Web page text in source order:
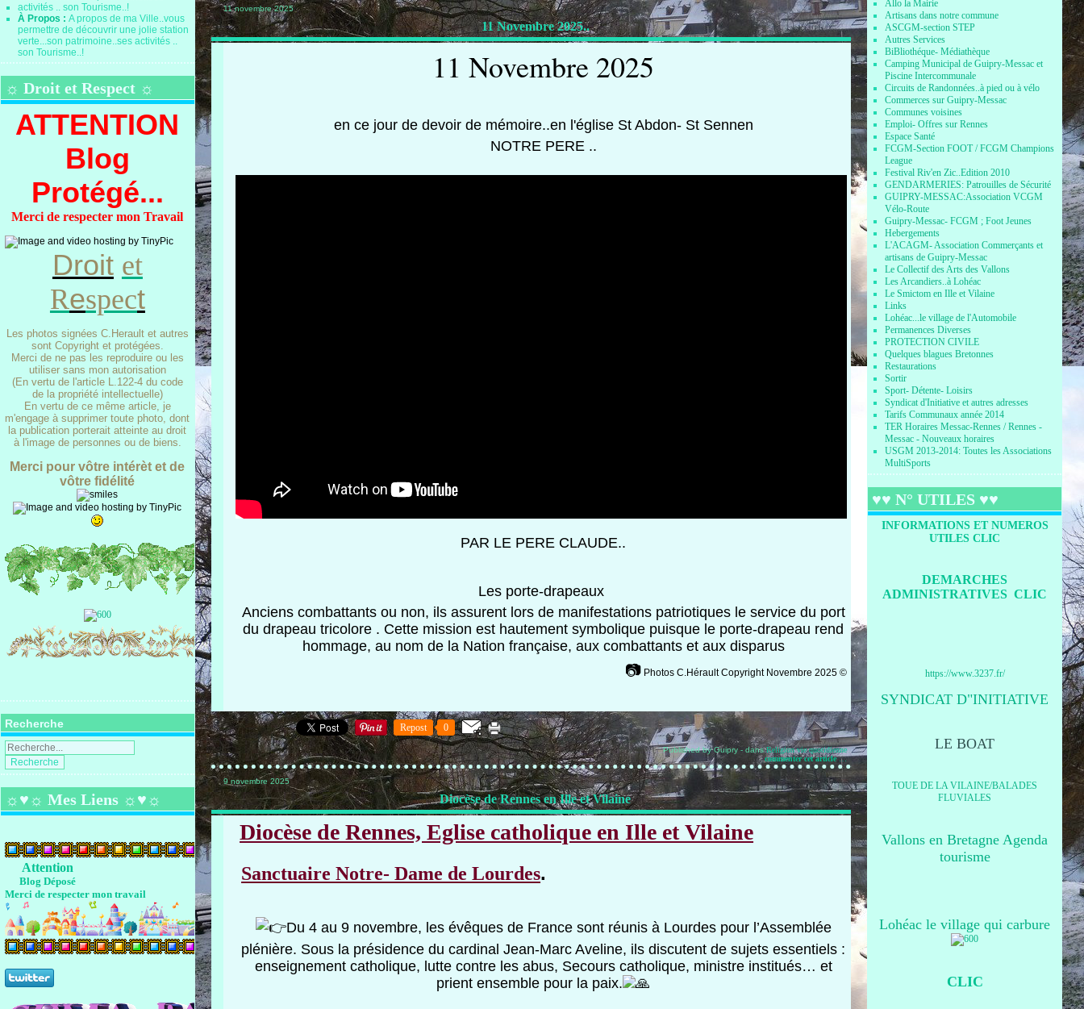
À Propos :A propos de ma Ville..vous
permettre de découvrir une jolie station
verte...son patrimoine..ses activités ..
son Tourisme..!
☼ Droit et Respect ☼
ATTENTION
Blog
Protégé...
Merci de respecter mon Travail
Droit et
Respect
Les photos signées C.Herault et autres
sont Copyright et protégées.
Merci de ne pas les reproduire ou les
utiliser sans mon autorisation
(En vertu de l'article L.122-4 du code
de la propriété intellectuelle)
En vertu de ce même article, je
m'engage à supprimer toute photo, dont
la publication porterait atteinte au droit
à l'image de personnes ou de biens.
Merci pour vôtre intérèt et de
vôtre fidélité
Recherche
☼♥☼ Mes Liens ☼♥☼
Attention
Blog Déposé
Merci de respecter mon travail
11 novembre 2025
11 Novembre 2025..
11 Novembre 2025
en ce jour de devoir de mémoire..en l'église St Abdon- St Sennen
NOTRE PERE ..
PAR LE PERE CLAUDE..
Les porte-drapeaux
Anciens combattants ou non, ils assurent lors de manifestations patriotiques le service du port
du drapeau tricolore . Cette mission est hautement symbolique puisque le porte-drapeau rend
hommage, au nom de la Nation française, aux combattants et aux disparus
📷 Photos C.Hérault Copyright Novembre 2025 ©
Repost 0
Published by Guipry - dansReligion vie quotidienne
commenter cet article…
9 novembre 2025
Diocèse de Rennes en Ille et Vilaine
Diocèse de Rennes, Eglise catholique en Ille et Vilaine
Sanctuaire Notre- Dame de Lourdes.
Du 4 au 9 novembre, les évêques de France sont réunis à Lourdes pour l’Assemblée
plénière. Sous la présidence du cardinal Jean-Marc Aveline, ils discutent de sujets essentiels :
enseignement catholique, lutte contre les abus, Secours catholique, ministre institués… et
prient ensemble pour la paix.
Allo la Mairie
Artisans dans notre commune
ASCGM-section STEP
Autres Services
BiBliothéque- Médiathèque
Camping Municipal de Guipry-Messac et
Piscine Intercommunale
Circuits de Randonnées..à pied ou à vélo
Commerces sur Guipry-Messac
Communes voisines
Emploi- Offres sur Rennes
Espace Santé
FCGM-Section FOOT / FCGM Champions
League
Festival Riv'en Zic..Edition 2010
GENDARMERIES: Patrouilles de Sécurité
GUIPRY-MESSAC:Association VCGM
Vélo-Route
Guipry-Messac- FCGM ; Foot Jeunes
Hebergements
L'ACAGM- Association Commerçants et
artisans de Guipry-Messac
Le Collectif des Arts des Vallons
Les Arcandiers..à Lohéac
Le Smictom en Ille et Vilaine
Links
Lohéac...le village de l'Automobile
Permanences Diverses
PROTECTION CIVILE
Quelques blagues Bretonnes
Restaurations
Sortir
Sport- Détente- Loisirs
Syndicat d'Initiative et autres adresses
Tarifs Communaux année 2014
TER Horaires Messac-Rennes / Rennes -
Messac - Nouveaux horaires
USGM 2013-2014: Toutes les Associations
MultiSports
♥♥ N° UTILES ♥♥
INFORMATIONS ET NUMEROS
UTILES CLIC
DEMARCHES
ADMINISTRATIVES CLIC
https://www.3237.fr/
SYNDICAT D"INITIATIVE
LE BOAT
TOUE DE LA VILAINE/BALADES
FLUVIALES
Vallons en Bretagne Agenda
tourisme
Lohéac le village qui carbure
CLIC